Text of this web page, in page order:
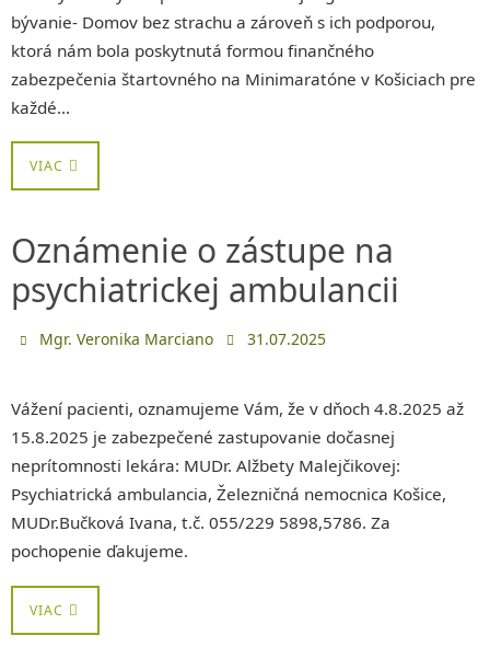
bývanie- Domov bez strachu a zároveň s ich podporou,
ktorá nám bola poskytnutá formou finančného
zabezpečenia štartovného na Minimaratóne v Košiciach pre
každé…
VIAC
Oznámenie o zástupe na
psychiatrickej ambulancii
Mgr. Veronika Marciano 31.07.2025
Vážení pacienti, oznamujeme Vám, že v dňoch 4.8.2025 až
15.8.2025 je zabezpečené zastupovanie dočasnej
neprítomnosti lekára: MUDr. Alžbety Malejčikovej:
Psychiatrická ambulancia, Železničná nemocnica Košice,
MUDr.Bučková Ivana, t.č. 055/229 5898,5786. Za
pochopenie ďakujeme.
VIAC